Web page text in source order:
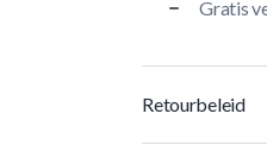
Gratis
Retourbeleid